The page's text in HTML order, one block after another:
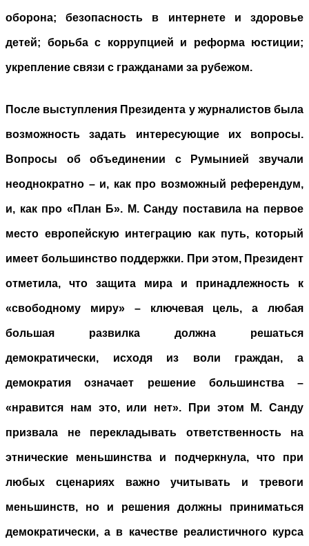
оборона; безопасность в интернете и здоровье
детей; борьба с коррупцией и реформа юстиции;
укрепление связи с гражданами за рубежом.
После выступления Президента у журналистов была
возможность задать интересующие их вопросы.
Вопросы об объединении с Румынией звучали
неоднократно – и, как про возможный референдум,
и, как про «План Б». М. Санду поставила на первое
место европейскую интеграцию как путь, который
имеет большинство поддержки. При этом, Президент
отметила, что защита мира и принадлежность к
«свободному миру» – ключевая цель, а любая
большая развилка должна решаться
демократически, исходя из воли граждан, а
демократия означает решение большинства –
«нравится нам это, или нет». При этом М. Санду
призвала не перекладывать ответственность на
этнические меньшинства и подчеркнула, что при
любых сценариях важно учитывать и тревоги
меньшинств, но и решения должны приниматься
демократически, а в качестве реалистичного курса